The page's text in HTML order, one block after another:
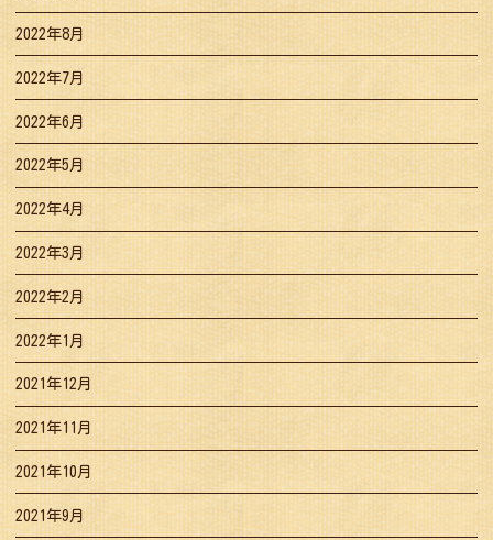
2022年8月
2022年7月
2022年6月
2022年5月
2022年4月
2022年3月
2022年2月
2022年1月
2021年12月
2021年11月
2021年10月
2021年9月